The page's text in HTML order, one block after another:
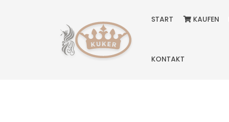
START KAUFEN
KONTAKT